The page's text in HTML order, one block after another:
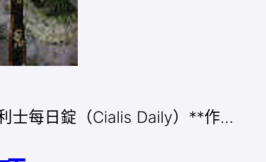
士每日錠（Cialis Daily）**作…